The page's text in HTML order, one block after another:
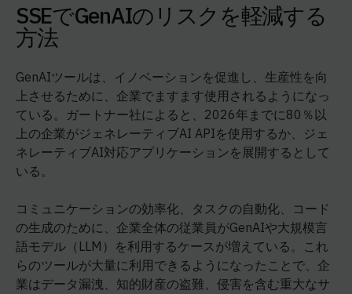
SSEでGenAIのリスクを軽減する
方法
GenAIツールは、イノベーションを促進し、生産性を向
上させるために、企業でますます使用されるようになっ
ている。ガートナー社によると、2026年までに80％以
上の企業がジェネレーティブAI APIを使用するか、ジェ
ネレーティブAI対応アプリケーションを展開するとして
いる。
コミュニケーションの効率化、タスクの自動化、コード
の生成のために、企業全体の従業員がGenAIや大規模言
語モデル（LLM）を利用するケースが増えている。これ
らのツールが大量に利用できるようになったことで、企
業はデータ漏洩、知的財産の盗難、侵害を含む重大なサ